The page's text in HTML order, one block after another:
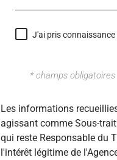
J'ai pris
* champs obligatoires
Les informations
agissant comme Sous-
qui reste Responsable du
l'intérêt légitime de